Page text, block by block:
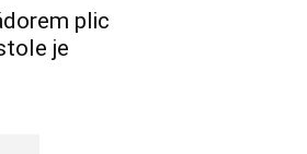
plic
je